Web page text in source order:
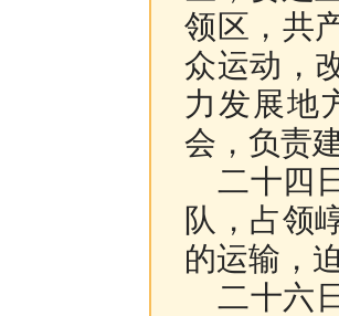
领区，共
众运动，
力发展地
会，负责
二十四
队，占领
的运输，
二十六